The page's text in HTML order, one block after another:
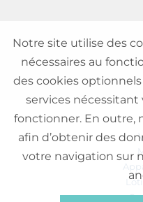
Notre site utilise des
nécessaires au
des cookies
services
fonctionner. En outre,
afin d’obtenir des
votre navigation sur